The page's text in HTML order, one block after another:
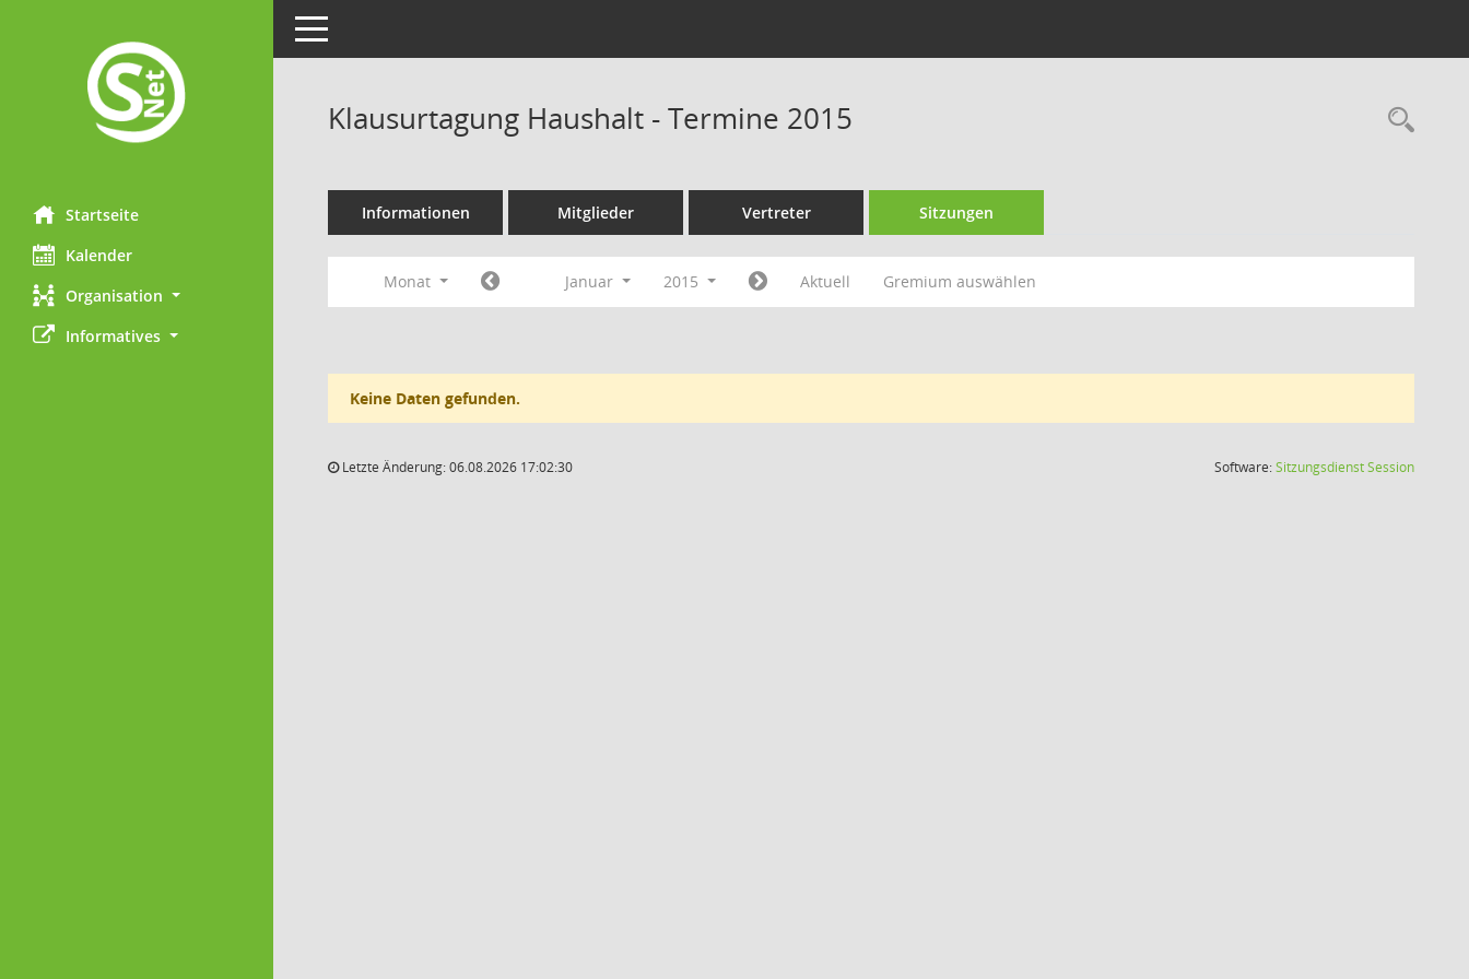
Startseite
Kalender
Organisation
Informatives
Toggle navigation
Klausurtagung Haushalt - Termine 2015
Informationen Mitglieder Vertreter Sitzungen
Monat Januar 2015 Aktuell Gremium auswählen
Keine Daten gefunden.
Letzte Änderung: 06.08.2026 17:02:30 Software:SitzungsdienstSession(Wird in